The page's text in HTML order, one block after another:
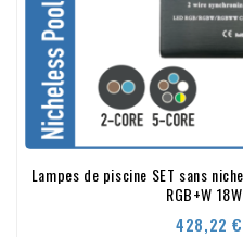
Lampes de piscine SET sans
RGB+W
428,22 €